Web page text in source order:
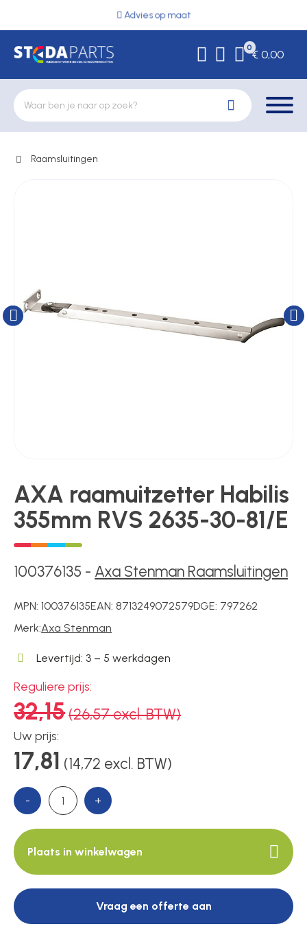
Advies op maat
0
€ 0,00
Deurbeslag
Kluizen
Toegangscontrole
Toegangsverlening
Raamsluitingen
AXA raamuitzetter Habilis
355mm RVS 2635-30-81/E
100376135 - Axa Stenman Raamsluitingen
MPN:100376135EAN:8713249072579DGE: 797262
Merk:Axa Stenman
Levertijd: 3 – 5 werkdagen
Reguliere prijs:
32,15(26,57 excl. BTW)
Uw prijs:
17,81 (14,72 excl. BTW)
- +
Plaats in winkelwagen
Vraag een offerte aan